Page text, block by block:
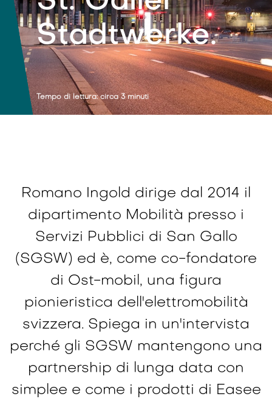
Stadtwerke.
Tempo di lettura: circa 3 minuti
Romano Ingold dirige dal 2014 il
dipartimento Mobilità presso i
Servizi Pubblici di San Gallo
(SGSW) ed è, come co-fondatore
di Ost-mobil, una figura
pionieristica dell'elettromobilità
svizzera. Spiega in un'intervista
perché gli SGSW mantengono una
partnership di lunga data con
simplee e come i prodotti di Easee